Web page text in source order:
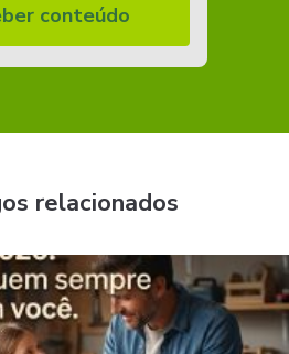
conteúdo
relacionados